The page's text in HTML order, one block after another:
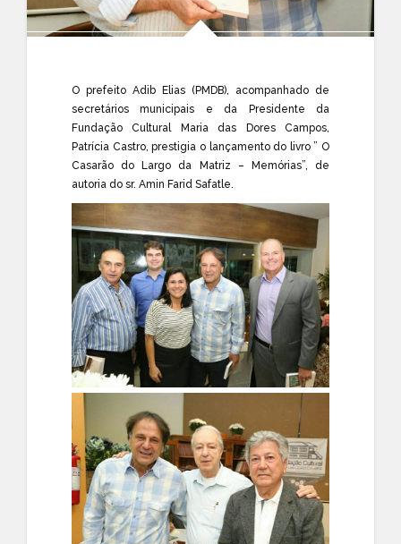
O prefeito Adib Elias (PMDB), acompanhado de
secretários municipais e da Presidente da
Fundação Cultural Maria das Dores Campos,
Patrícia Castro, prestigia o lançamento do livro ” O
Casarão do Largo da Matriz – Memórias”, de
autoria do sr. Amin Farid Safatle.